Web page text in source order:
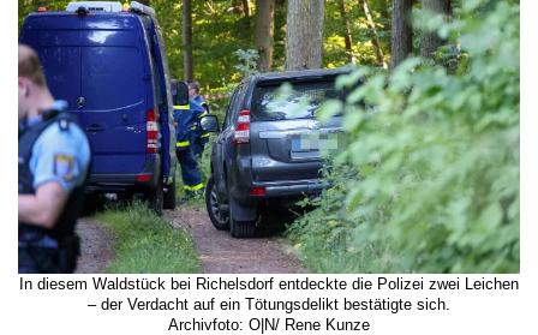
In diesem Waldstück bei Richelsdorf entdeckte die Polizei zwei Leichen
– der Verdacht auf ein Tötungsdelikt bestätigte sich.
Archivfoto: O|N/ Rene Kunze